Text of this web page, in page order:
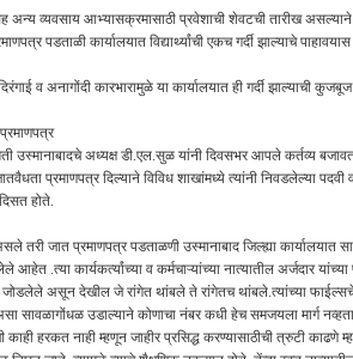
अन्य व्यवसाय आभ्यासक्रमासाठी प्रवेशाची शेवटची तारीख असल्याने
पडताळी कार्यालयात विद्यार्थ्यांची एकच गर्दी झाल्याचे
व अनागोंदी कारभारामुळे या कार्यालयात ही गर्दी झाल्याची
उस्मानाबादचे अध्यक्ष डी.एल.सुळ यांनी दिवसभर आपले कर्तव्य
प्रमाणपत्र दिल्याने विविध शाखांमध्ये त्यांनी निवडलेल्या
होते.
तरी जात प्रमाणपत्र पडताळणी उस्मानाबाद जिल्ह्या कार्यालयात
आहेत .त्या कार्यकर्त्यांच्या व कर्मचाऱ्यांच्या नात्यातील अर्जदार
जोडलेले असून देखील जे रांगेत थांबले ते रांगेतच थांबले.त्यांच्या
सावळागोंधळ उडाल्याने कोणाचा नंबर कधी हेच समजयला मार्ग
हरकत नाही म्हणून जाहीर प्रसिद्ध करण्यासाठीची त्रुटी काढणे